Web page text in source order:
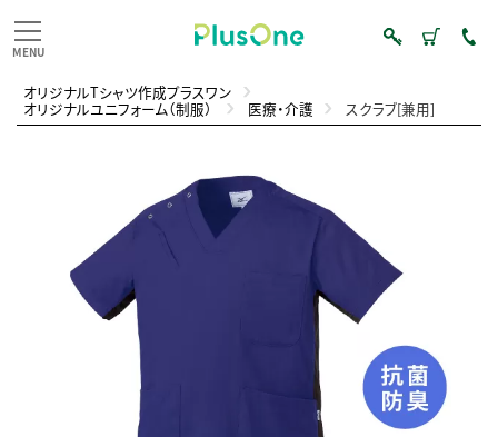
オリジナルTシャツ作成プラスワン
オリジナルユニフォーム（制服） 医療・介護 スクラブ[兼用]